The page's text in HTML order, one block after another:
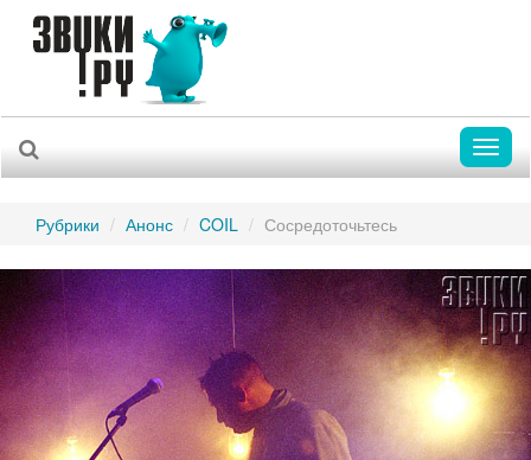
Рубрики Анонс COIL Сосредоточьтесь